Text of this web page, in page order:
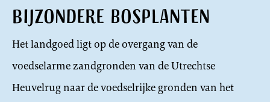
Bijzondere bosplanten
Het landgoed ligt op de overgang van de
voedselarme zandgronden van de Utrechtse
Heuvelrug naar de voedselrijke gronden van het